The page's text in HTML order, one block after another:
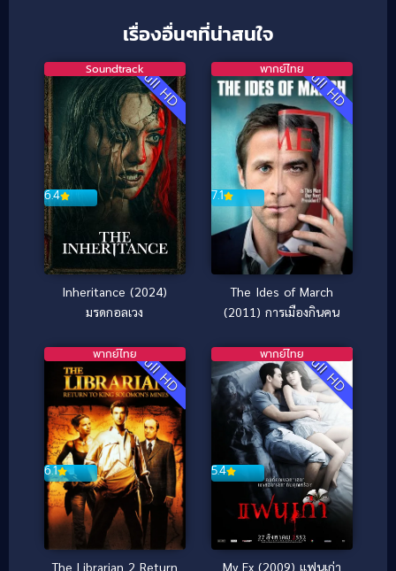
เรื่องอื่นๆที่น่าสนใจ
Full HD
6.4
Soundtrack
Inheritance (2024)
มรดกอลเวง
Full HD
7.1
พากย์ไทย
The Ides of March
(2011) การเมืองกินคน
Full HD
6.1
พากย์ไทย
The Librarian 2 Return
Full HD
5.4
พากย์ไทย
My Ex (2009) แฟนเก่า